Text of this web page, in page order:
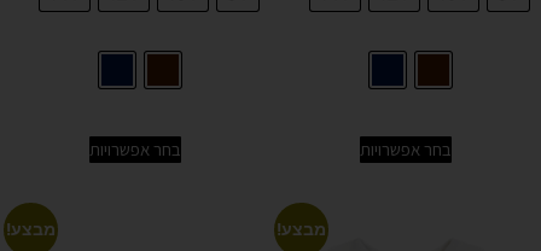
בחר אפשרויות בחר אפשרויות
מבצע! מבצע!